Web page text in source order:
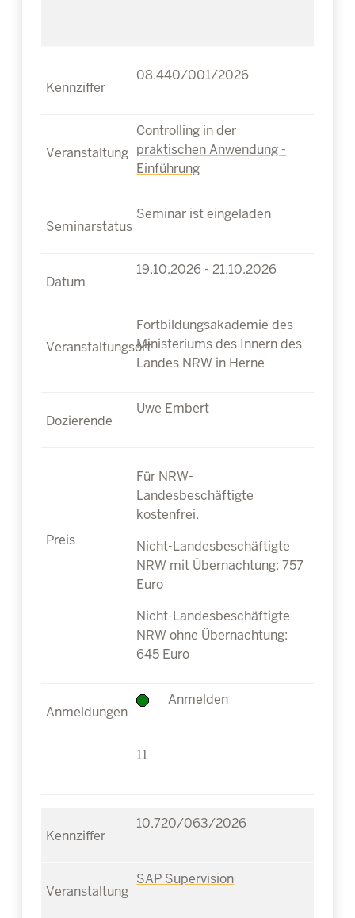
08.440/001/2026
Controlling in der
praktischen Anwendung -
Einführung
Seminar ist eingeladen
19.10.2026 - 21.10.2026
Fortbildungsakademie des
Ministeriums des Innern des
Landes NRW in Herne
Uwe Embert
Für NRW-
Landesbeschäftigte
kostenfrei.
Nicht-Landesbeschäftigte
NRW mit Übernachtung: 757
Euro
Nicht-Landesbeschäftigte
NRW ohne Übernachtung:
645 Euro
Anmelden
11
10.720/063/2026
SAP Supervision